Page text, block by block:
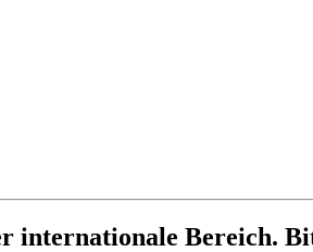
internationale Bereich.